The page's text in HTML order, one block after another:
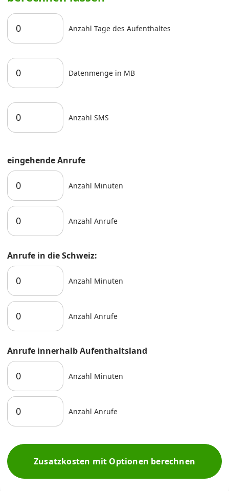
Anzahl Tage des Aufenthaltes
Datenmenge in MB
Anzahl SMS
eingehende Anrufe
Anzahl Minuten
Anzahl Anrufe
Anrufe in die Schweiz:
Anzahl Minuten
Anzahl Anrufe
Anrufe innerhalb Aufenthaltsland
Anzahl Minuten
Anzahl Anrufe
Zusatzkosten mit Optionen berechnen